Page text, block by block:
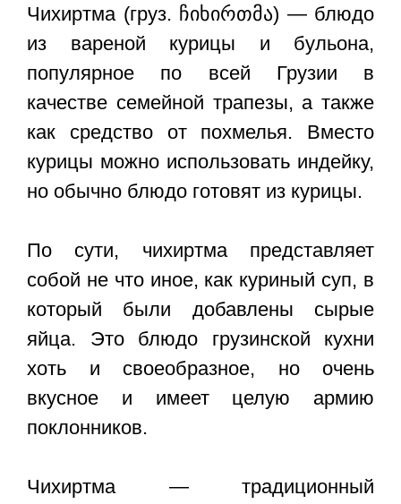
Чихиртма(груз. ჩიხირთმა) — блюдо
из вареной курицы и бульона,
популярное по всей Грузии в
качестве семейной трапезы, а также
как средство от похмелья. Вместо
курицы можно использовать индейку,
но обычно блюдо готовят из курицы.
По сути, чихиртма представляет
собой не что иное, как куриный суп, в
который были добавлены сырые
яйца. Это блюдо грузинской кухни
хоть и своеобразное, но очень
вкусное и имеет целую армию
поклонников.
Чихиртма — традиционный